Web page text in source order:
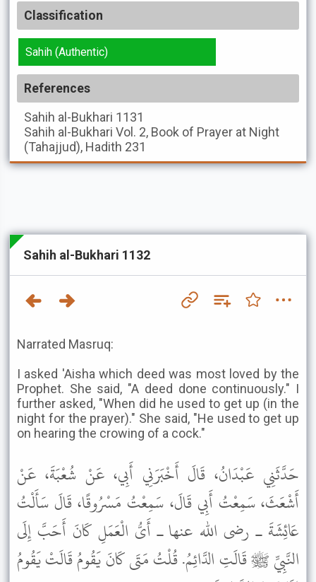
Classification
Sahih (Authentic)
References
Sahih al-Bukhari 1131
Sahih al-Bukhari Vol. 2, Book of Prayer at Night
(Tahajjud), Hadith 231
Sahih al-Bukhari 1132
Narrated Masruq:
I asked 'Aisha which deed was most loved by the
Prophet. She said, "A deed done continuously." I
further asked, "When did he used to get up (in the
night for the prayer)." She said, "He used to get up
on hearing the crowing of a cock."
حَدَّثَنِي عَبْدَانُ، قَالَ أَخْبَرَنِي أَبِي، عَنْ شُعْبَةَ، عَنْ
أَشْعَثَ، سَمِعْتُ أَبِي قَالَ، سَمِعْتُ مَسْرُوقًا، قَالَ سَأَلْتُ
عَائِشَةَ ـ رضى الله عنها ـ أَىُّ الْعَمَلِ كَانَ أَحَبَّ إِلَى
النَّبِيِّ ﷺ قَالَتِ الدَّائِمُ. قُلْتُ مَتَى كَانَ يَقُومُ قَالَتْ يَقُومُ